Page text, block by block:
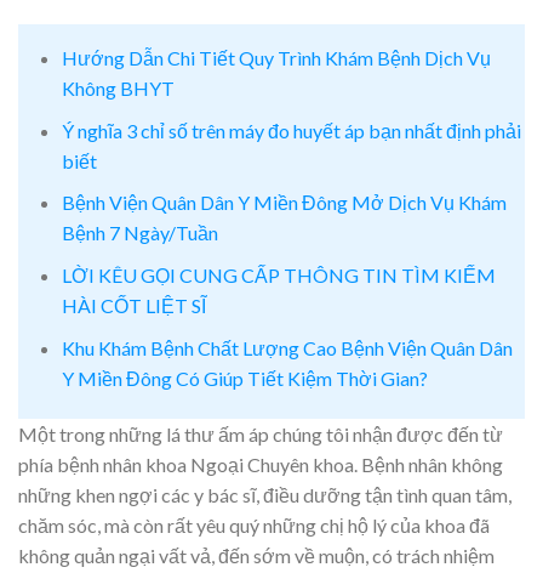
Hướng Dẫn Chi Tiết Quy Trình Khám Bệnh Dịch Vụ
Không BHYT
Ý nghĩa 3 chỉ số trên máy đo huyết áp bạn nhất định phải
biết
Bệnh Viện Quân Dân Y Miền Đông Mở Dịch Vụ Khám
Bệnh 7 Ngày/Tuần
LỜI KÊU GỌI CUNG CẤP THÔNG TIN TÌM KIẾM
HÀI CỐT LIỆT SĨ
Khu Khám Bệnh Chất Lượng Cao Bệnh Viện Quân Dân
Y Miền Đông Có Giúp Tiết Kiệm Thời Gian?
Một trong những lá thư ấm áp chúng tôi nhận được đến từ
phía bệnh nhân khoa Ngoại Chuyên khoa. Bệnh nhân không
những khen ngợi các y bác sĩ, điều dưỡng tận tình quan tâm,
chăm sóc, mà còn rất yêu quý những chị hộ lý của khoa đã
không quản ngại vất vả, đến sớm về muộn, có trách nhiệm